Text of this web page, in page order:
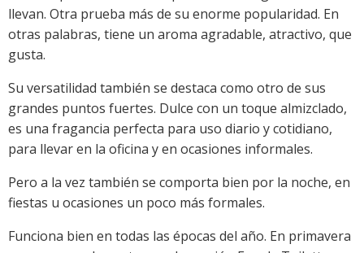
llevan. Otra prueba más de su enorme popularidad. En
otras palabras, tiene un aroma agradable, atractivo, que
gusta.
Su versatilidad también se destaca como otro de sus
grandes puntos fuertes. Dulce con un toque almizclado,
es una fragancia perfecta para uso diario y cotidiano,
para llevar en la oficina y en ocasiones informales.
Pero a la vez también se comporta bien por la noche, en
fiestas u ocasiones un poco más formales.
Funciona bien en todas las épocas del año. En primavera